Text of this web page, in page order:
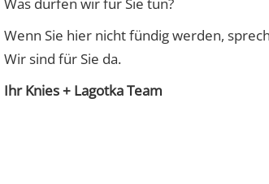
Was dürfen wir für Sie tun?
Wenn Sie hier nicht fündig werden,
Wir sind für Sie da.
Ihr Knies + Lagotka Team